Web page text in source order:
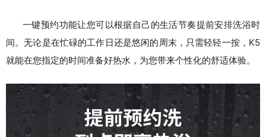
一键预约功能让您可以根据自己的生活节奏提前安排洗浴时
间。无论是在忙碌的工作日还是悠闲的周末，只需轻轻一按，K5
就能在您指定的时间准备好热水，为您带来个性化的舒适体验。